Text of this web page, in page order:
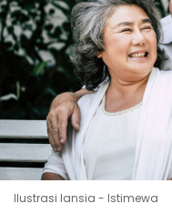
Ilustrasi lansia - Istimewa